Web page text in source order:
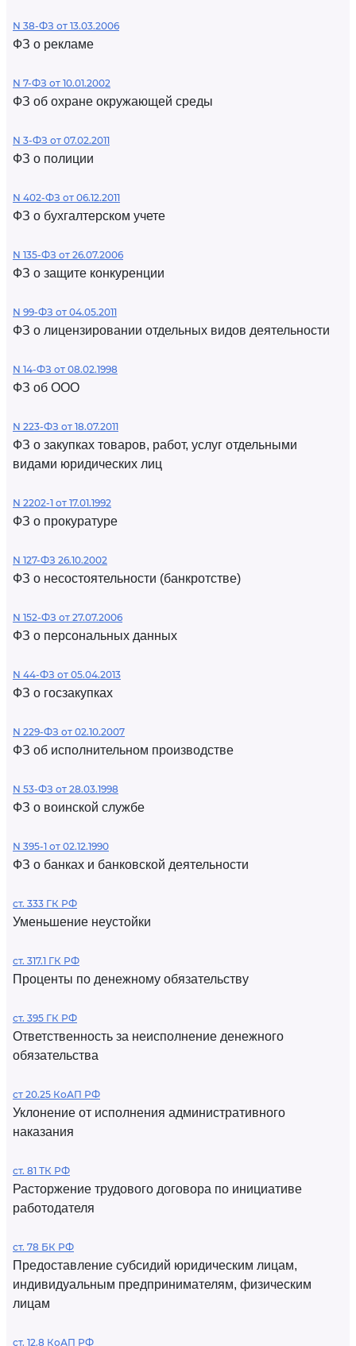
N 38-ФЗ от 13.03.2006
ФЗ о рекламе
N 7-ФЗ от 10.01.2002
ФЗ об охране окружающей среды
N 3-ФЗ от 07.02.2011
ФЗ о полиции
N 402-ФЗ от 06.12.2011
ФЗ о бухгалтерском учете
N 135-ФЗ от 26.07.2006
ФЗ о защите конкуренции
N 99-ФЗ от 04.05.2011
ФЗ о лицензировании отдельных видов деятельности
N 14-ФЗ от 08.02.1998
ФЗ об ООО
N 223-ФЗ от 18.07.2011
ФЗ о закупках товаров, работ, услуг отдельными
видами юридических лиц
N 2202-1 от 17.01.1992
ФЗ о прокуратуре
N 127-ФЗ 26.10.2002
ФЗ о несостоятельности (банкротстве)
N 152-ФЗ от 27.07.2006
ФЗ о персональных данных
N 44-ФЗ от 05.04.2013
ФЗ о госзакупках
N 229-ФЗ от 02.10.2007
ФЗ об исполнительном производстве
N 53-ФЗ от 28.03.1998
ФЗ о воинской службе
N 395-1 от 02.12.1990
ФЗ о банках и банковской деятельности
ст. 333 ГК РФ
Уменьшение неустойки
ст. 317.1 ГК РФ
Проценты по денежному обязательству
ст. 395 ГК РФ
Ответственность за неисполнение денежного
обязательства
ст 20.25 КоАП РФ
Уклонение от исполнения административного
наказания
ст. 81 ТК РФ
Расторжение трудового договора по инициативе
работодателя
ст. 78 БК РФ
Предоставление субсидий юридическим лицам,
индивидуальным предпринимателям, физическим
лицам
ст. 12.8 КоАП РФ